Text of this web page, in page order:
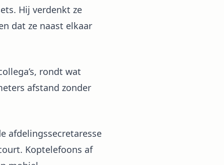
Hij verdenkt ze
dat ze naast elkaar
rondt wat
afstand zonder
afdelingssecretaresse
Koptelefoons af